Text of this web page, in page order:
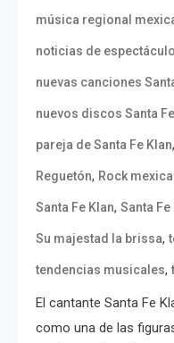
música regional
noticias de
nuevas canciones
nuevos discos Santa
pareja de Santa Fe Klan,
Reguetón, Rock
Santa Fe Klan, Santa
Su majestad la brissa,
tendencias musicales,
El cantante Santa Fe
como una de las